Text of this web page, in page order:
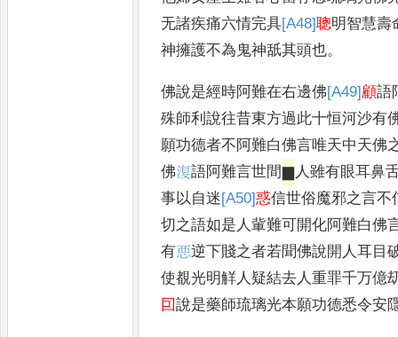
无諸疾痛六情完具[A48]聰明智慧壽
神擁護不為鬼神舐其頭也。
佛說是經時阿難在右邊佛[A49] 顧語
殊師利說往昔東方過此十恒河沙有
願功德者不阿難白佛言唯天中天佛
佛𣸪語阿難言世間▆ 人雖有眼耳鼻
事以自迷 [A50]惑信世俗魔邪之言不
切之語如是人軰難可開化阿難白佛
有𢙣逆下賤之者若聞佛說開人耳目
使覩光明觧人疑結去人重罪千万億
囙說是藥師琉璃光本願功德悉令安